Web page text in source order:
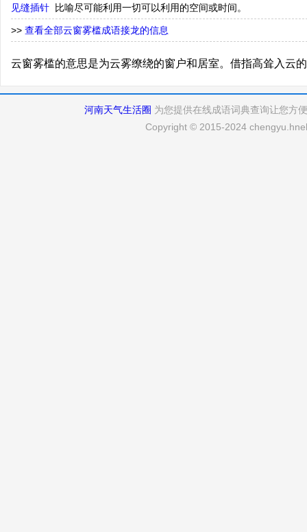
见缝插针 比喻尽可能利用一切可以利用的空间或时间。
>> 查看全部云窗雾槛成语接龙的信息
云窗雾槛的意思是为云雾缭绕的窗户和居室。借指高耸入云
河南天气生活圈 为您提供在线成语词典查询让您方
Copyright © 2015-2024